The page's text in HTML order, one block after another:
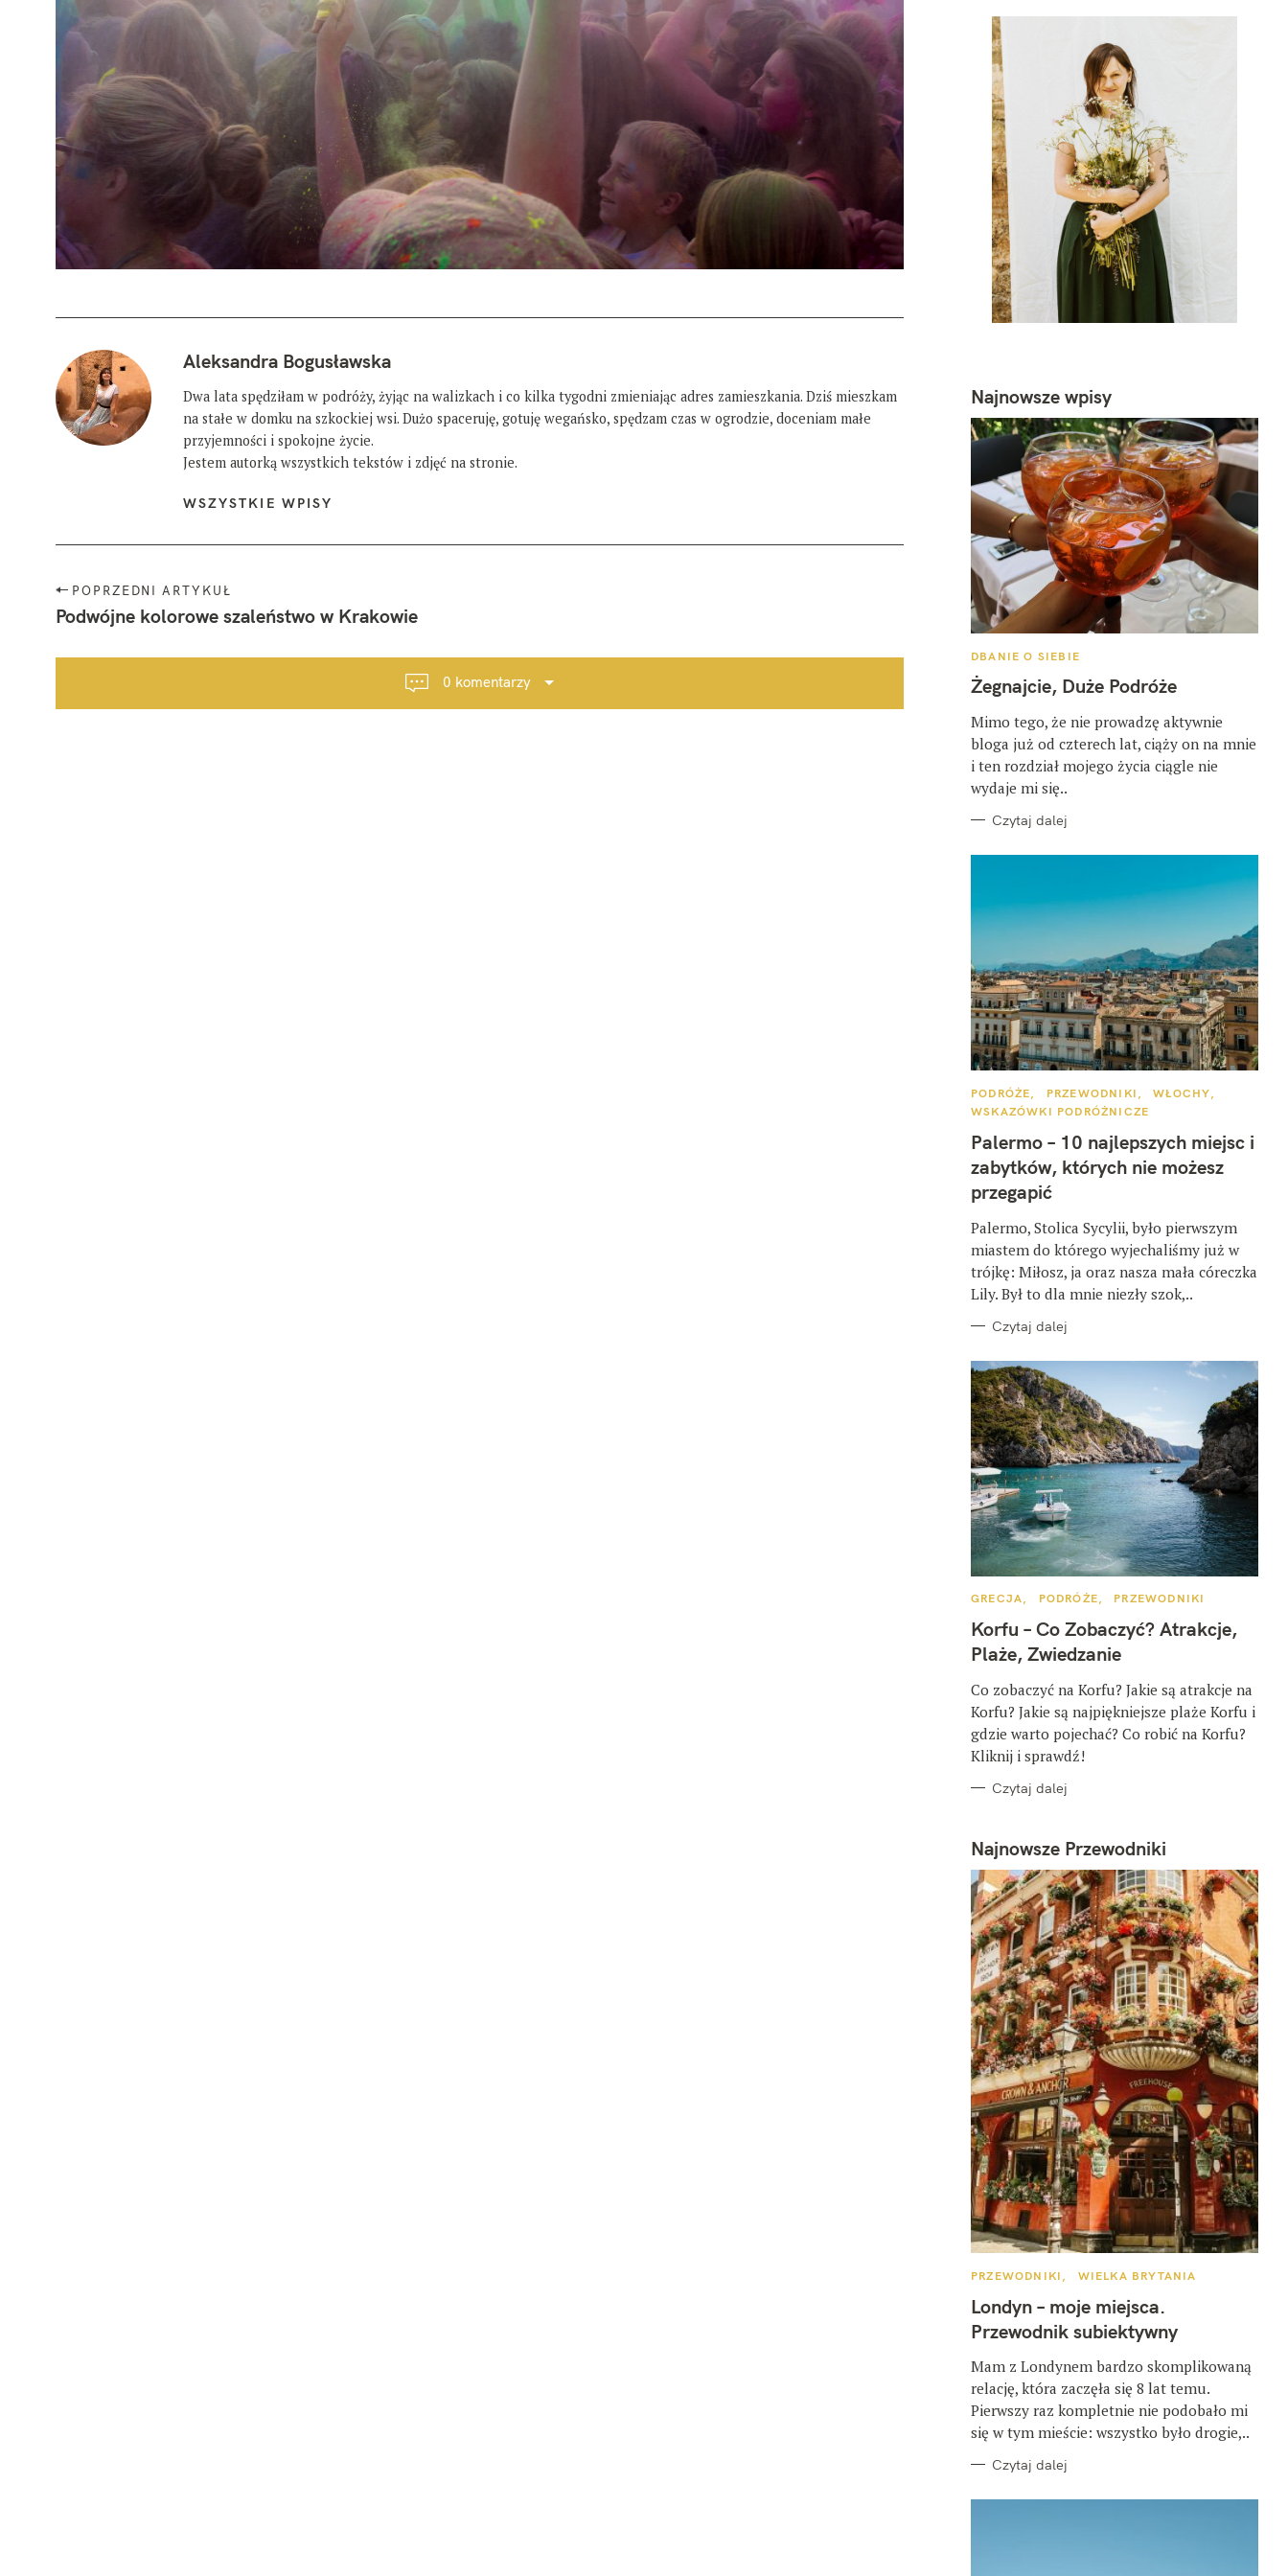
Aleksandra Bogusławska
Dwa lata spędziłam w podróży, żyjąc na walizkach i co kilka tygodni zmieniając adres zamieszkania. Dziś mieszkam
na stałe w domku na szkockiej wsi. Dużo spaceruję, gotuję wegańsko, spędzam czas w ogrodzie, doceniam małe
przyjemności i spokojne życie.
Jestem autorką wszystkich tekstów i zdjęć na stronie.
WSZYSTKIE WPISY
N
a
POPRZEDNI ARTYKUŁ
Podwójne kolorowe szaleństwo w Krakowie
0 komentarzy
Najnowsze wpisy
K
T
E
O
R
I
E
DBANIE O SIEBIE
Żegnajcie, Duże Podróże
Mimo tego, że nie prowadzę aktywnie
bloga już od czterech lat, ciąży on na mnie
i ten rozdział mojego życia ciągle nie
wydaje mi się..
Czytaj dalej
K
T
G
O
R
I
E
PODRÓŻE PRZEWODNIKI
WŁOCHY
WSKAZÓWKI PODRÓŻNICZE
Palermo – 10 najlepszych miejsc i
zabytków, których nie możesz
przegapić
Palermo, Stolica Sycylii, było pierwszym
miastem do którego wyjechaliśmy już w
trójkę: Miłosz, ja oraz nasza mała córeczka
Lily. Był to dla mnie niezły szok,..
Czytaj dalej
K
T
E
G
O
I
E
GRECJA PODRÓŻE PRZEWODNIKI
Korfu – Co Zobaczyć? Atrakcje,
Plaże, Zwiedzanie
Co zobaczyć na Korfu? Jakie są atrakcje na
Korfu? Jakie są najpiękniejsze plaże Korfu i
gdzie warto pojechać? Co robić na Korfu?
Kliknij i sprawdź!
Czytaj dalej
Najnowsze Przewodniki
K
T
E
G
O
I
E
PRZEWODNIKI WIELKA BRYTANIA
Londyn – moje miejsca.
Przewodnik subiektywny
Mam z Londynem bardzo skomplikowaną
relację, która zaczęła się 8 lat temu.
Pierwszy raz kompletnie nie podobało mi
się w tym mieście: wszystko było drogie,..
Czytaj dalej